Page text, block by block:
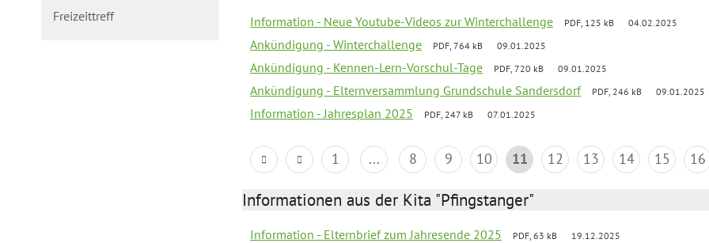
Freizeittreff
Information - Neue Youtube-Videos zur Winterchallenge PDF, 125 kB 04.02.2025
Ankündigung - Winterchallenge PDF, 764 kB 09.01.2025
Ankündigung - Kennen-Lern-Vorschul-Tage PDF, 720 kB 09.01.2025
Ankündigung - Elternversammlung Grundschule Sandersdorf PDF, 246 kB 09.01.2025
Information - Jahresplan 2025 PDF, 247 kB 07.01.2025
1 ... 8 9 10 11 12 13 14 15 16
Informationen aus der Kita "Pfingstanger"
Information - Elternbrief zum Jahresende 2025 PDF, 63 kB 19.12.2025